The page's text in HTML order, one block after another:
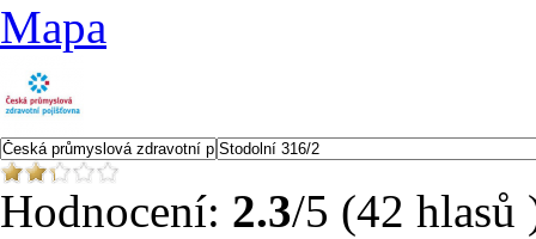
Mapa
Hodnocení: 2.3/5 (42 hlasů